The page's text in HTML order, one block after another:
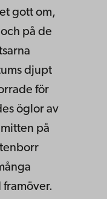
gott om,
på de
djupt
för
öglor av
på
framöver.